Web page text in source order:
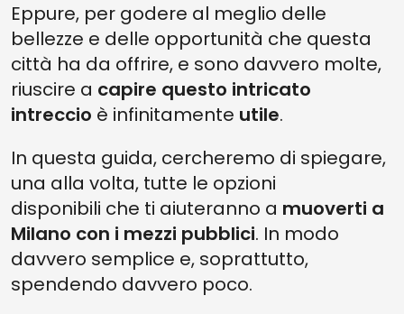
Eppure, per godere al meglio delle
bellezze e delle opportunità che questa
città ha da offrire, e sono davvero molte,
riuscire a capire questo intricato
intreccio è infinitamente utile.
In questa guida, cercheremo di spiegare,
una alla volta, tutte le opzioni
disponibili che ti aiuteranno a muoverti a
Milano con i mezzi pubblici. In modo
davvero semplice e, soprattutto,
spendendo davvero poco.